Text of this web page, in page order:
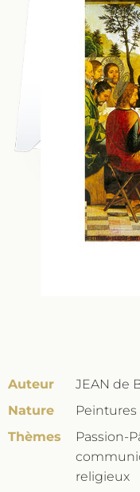
Auteur
JEAN de
Nature
Peintures
Thèmes
Passion-
religieux